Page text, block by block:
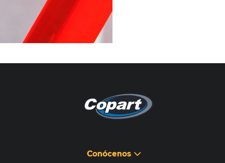
Conócenos